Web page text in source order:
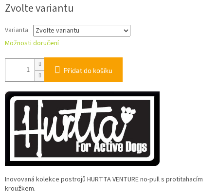
cena:
Zvolte variantu
Varianta
Možnosti doručení
Přidat do košíku
Inovovaná kolekce postrojů HURTTA VENTURE no-pull s protitahacím
kroužkem.